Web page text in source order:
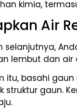
kimia,
Air
selanjutnya,
lembut dan air
itu, basahi
struktur gaun.